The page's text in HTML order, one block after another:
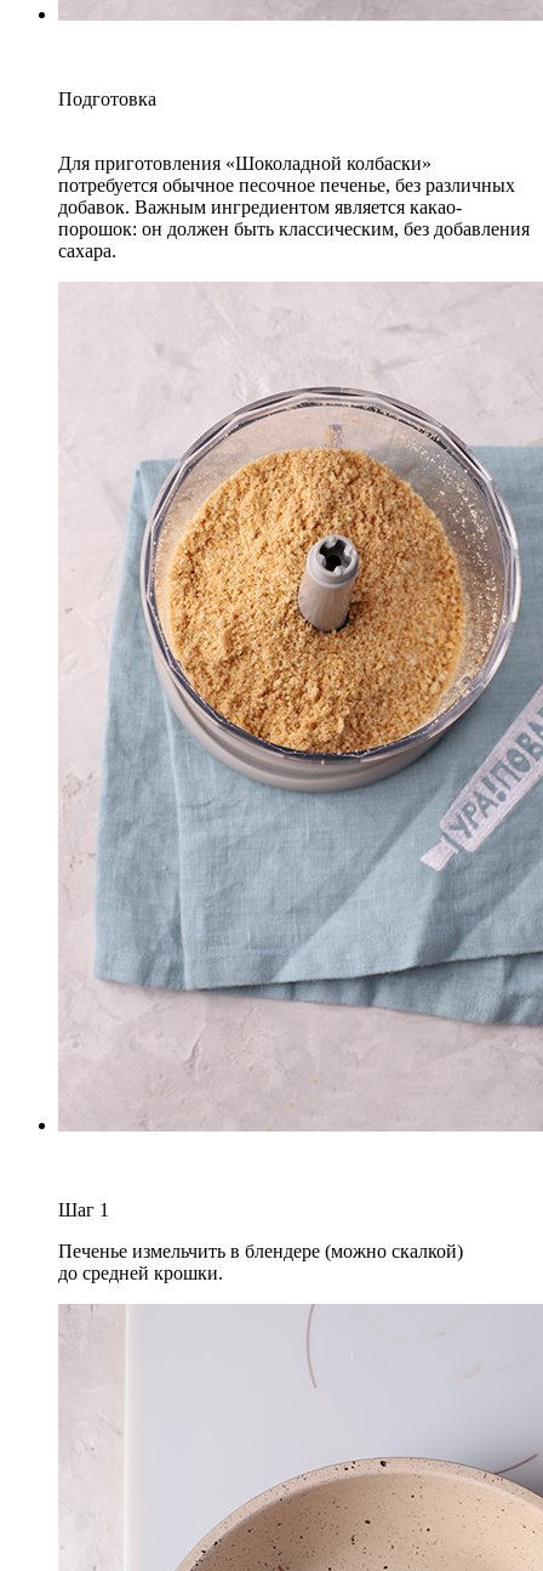
Подготовка
Для приготовления «Шоколадной колбаски»
потребуется обычное песочное печенье, без различных
добавок. Важным ингредиентом является какао-
порошок: он должен быть классическим, без добавления
сахара.
Шаг 1
Печенье измельчить в блендере (можно скалкой)
до средней крошки.